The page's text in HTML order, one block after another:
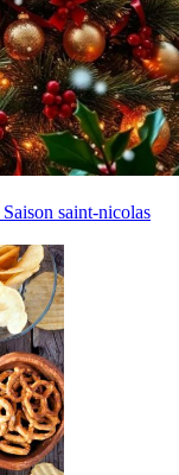
Saison saint-nicolas